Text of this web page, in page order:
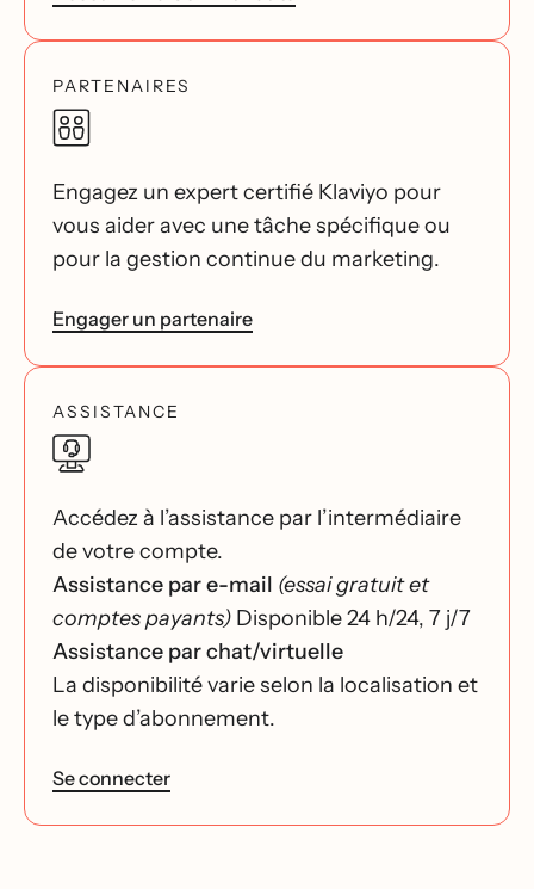
PARTENAIRES
Engagez un expert certifié Klaviyo pour
vous aider avec une tâche spécifique ou
pour la gestion continue du marketing.
Engager un partenaire
ASSISTANCE
Accédez à l’assistance par l’intermédiaire
de votre compte.
Assistance par e-mail (essai gratuit et
comptes payants) Disponible 24 h/24, 7 j/7
Assistance par chat/virtuelle
La disponibilité varie selon la localisation et
le type d’abonnement.
Se connecter